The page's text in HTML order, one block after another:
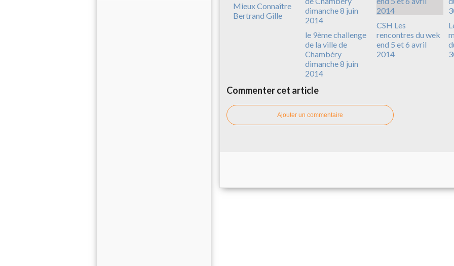
Mieux Connaître
Bertrand Gille
le 9ème challenge
de la ville de
Chambéry
dimanche 8 juin
2014
CSH Les
rencontres du wek
end 5 et 6 avril
2014
Commenter cet article
Ajouter un commentaire